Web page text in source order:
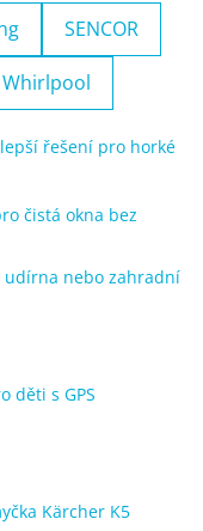
SENCOR
Whirlpool
řešení pro horké
čistá okna bez
udírna nebo zahradní
děti s GPS
Kärcher K5